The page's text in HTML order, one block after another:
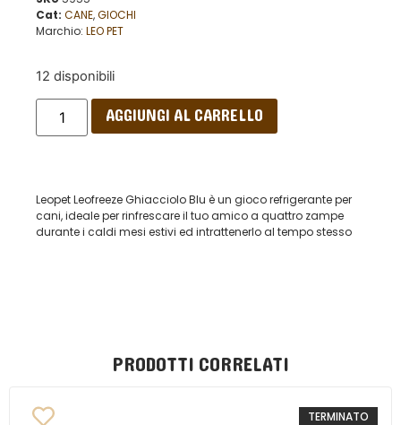
Cat: CANE,GIOCHI
Marchio: LEO PET
12 disponibili
AGGIUNGI AL CARRELLO
Leopet Leofreeze Ghiacciolo Blu è un gioco refrigerante per
cani, ideale per rinfrescare il tuo amico a quattro zampe
durante i caldi mesi estivi ed intrattenerlo al tempo stesso
PRODOTTI CORRELATI
TERMINATO